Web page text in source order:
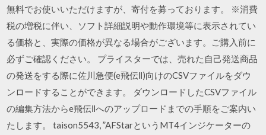
無料でお使いいただけますが、寄付を募っております。 ※消費
税の増税に伴い、ソフト詳細説明や動作環境等に表示されてい
る価格と、実際の価格が異なる場合がございます。ご購入前に
必ずご確認ください。 プライスターでは、売れた自己発送商品
の発送をする際に佐川急便(e飛伝Ⅱ)向けのCSVファイルをダウ
ンロードすることができます。 ダウンロードしたCSVファイル
の編集方法からe飛伝Ⅱへのアップロードまでの手順をご案内い
たします。 taison5543, ”AFStarというMT4インジケーターの